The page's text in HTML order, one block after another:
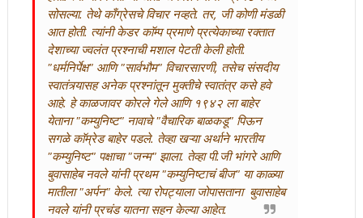
सोसल्या. तेथे काँग्रेसचे विचार नव्हते. तर, जी कोणी मंडळी
आत होती. त्यांनी केडर काॅम्प प्रमाणे प्रत्येकाच्या रक्तात
देशाच्या ज्वलंत प्रश्नाची मशाल पेटती केली होती.
"धर्मनिर्पेक्ष" आणि "सार्वभौम" विचारसारणी, तसेच संसदीय
स्वातंत्र्यासह अनेक प्रश्नांतून मुक्तीचे स्वातंत्र कसे हवे
आहे. हे काळजावर कोरले गेले आणि १९४२ ला बाहेर
येताना "कम्युनिष्ट" नावाचे "वैचारिक बाळकडू" पिऊन
सगळे काॅम्रेड बाहेर पडले. तेव्हा खऱ्या अर्थाने भारतीय
"कम्युनिष्ट" पक्षाचा "जन्म" झाला. तेव्हा पी.जी भांगरे आणि
बुवासाहेब नवले यांनी प्रथम "कम्युनिष्टाचं बीज" या काळ्या
मातीला "अर्पन" केले. त्या रोपट्याला जोपासताना बुवासाहेब
नवले यांनी प्रचंड यातना सहन केल्या आहेत.